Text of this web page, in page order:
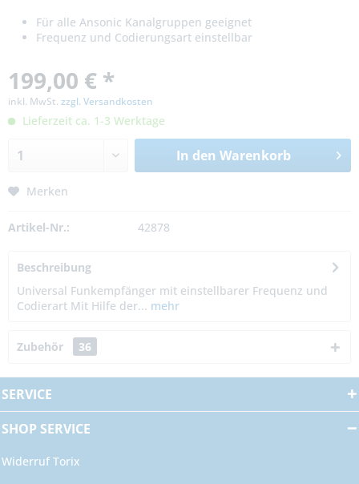
Für alle Ansonic Kanalgruppen geeignet
Frequenz und Codierungsart einstellbar
199,00 € *
inkl. MwSt. zzgl. Versandkosten
Lieferzeit ca. 1-3 Werktage
In den Warenkorb
Merken
Artikel-Nr.: 42878
Beschreibung
Universal Funkempfänger mit einstellbarer Frequenz und
Codierart Mit Hilfe der... mehr
Zubehör 36
SERVICE
SHOP SERVICE
Widerruf Torix